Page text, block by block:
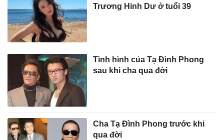
Trương Hinh Dư ở tuổi 39
Tình hình của Tạ Đình Phong
sau khi cha qua đời
Cha Tạ Đình Phong trước khi
qua đời